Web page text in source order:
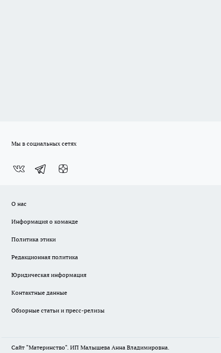
Мы в социальных сетях
О нас
Информация о команде
Политика этики
Редакционная политика
Юридическая информация
Контактные данные
Обзорные статьи и пресс-релизы
Сайт "Материнство". ИП Малышева Анна Владимировна.